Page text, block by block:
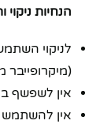
הנחיות ניקוי
לניקוי
(מיקרופייבר
אין לשפשף
אין להשתמש